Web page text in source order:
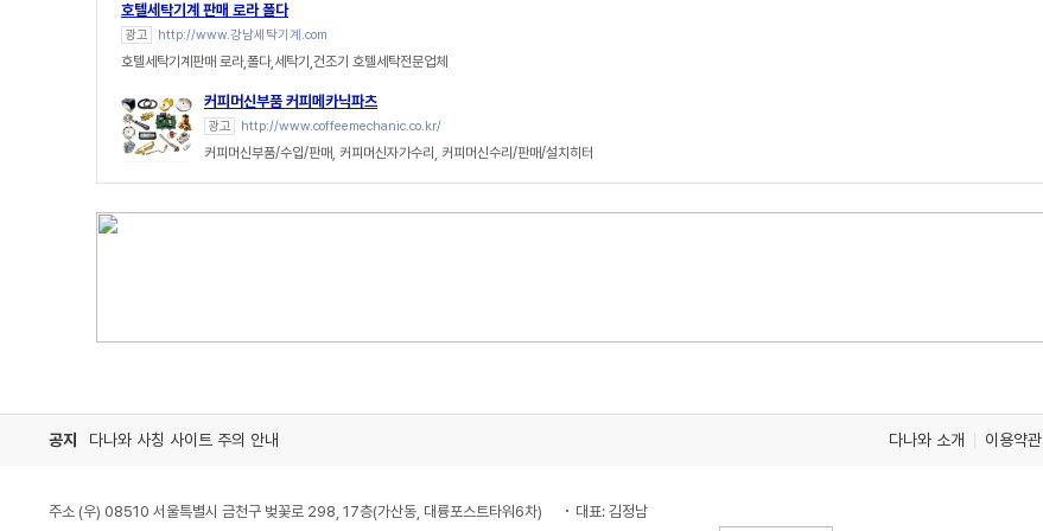
호텔세탁기계 판매 로라 폴다
광고 http://www.강남세탁기계.com
호텔세탁기계판매 로라,폴다,세탁기,건조기 호텔세탁전문업체
커피머신부품 커피메카닉파츠
광고 http://www.coffeemechanic.co.kr/
커피머신부품/수입/판매, 커피머신자가수리, 커피머신수리/판매/설치히터
공지 다나와 사칭 사이트 주의 안내 다나와 소개 이용약관
주소 (우) 08510 서울특별시 금천구 벚꽃로 298, 17층(가산동, 대륭포스트타워6차)
대표: 김정남